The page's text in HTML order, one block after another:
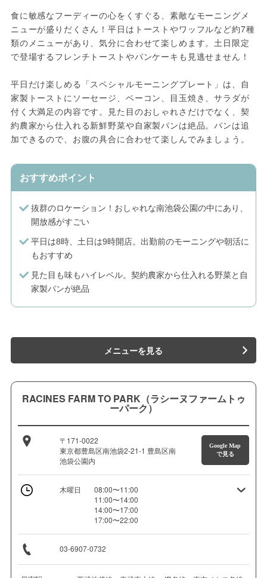
食に敏感なフーディーの心をくすぐる、素敵なモーニングメ
ニューが盛りだくさん！平日はトーストやワッフルなど約7種
類のメニューがあり、気分に合わせて楽しめます。土日限定
で登場するフレンチトーストやパンケーキも見逃せません！
平日だけ楽しめる「スペシャルモーニングプレート」は、自
家製トーストにソーセージ、ベーコン、目玉焼き、サラダが
付く大満足の内容です。見た目のおしゃれさだけでなく、契
約農家から仕入れる新鮮野菜や自家製パンは絶品。パンは追
加できるので、お腹の具合に合わせて楽しんでみましょう。
おすすめポイント
抜群のロケーション！おしゃれな南池袋公園の中にあり、
開放感がすごい
平日は8時、土日は9時開店。出勤前のモーニングや朝活に
もおすすめ
見た目も味もハイレベル。契約農家から仕入れる野菜と自
家製パンが絶品
メニューを見る
RACINES FARM TO PARK（ラシーヌファームトゥ
ーパーク）
〒171-0022
東京都豊島区南池袋2-21-1 豊島区南
池袋公園内
Google Map
で見る
木曜日
08:00〜11:00
11:00〜14:00
14:00〜17:00
17:00〜22:00
03-6907-0732